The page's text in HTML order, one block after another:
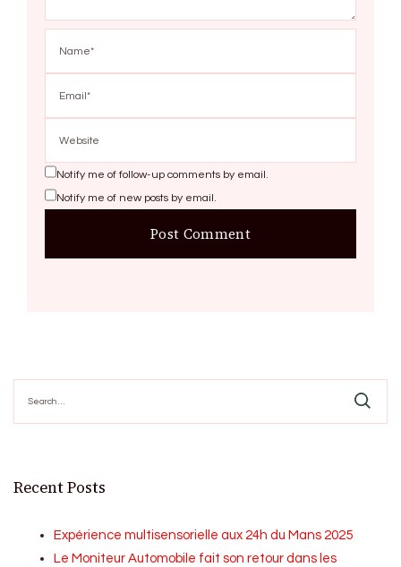
Notify me of follow-up comments by email.
Notify me of new posts by email.
for:
Recent Posts
Expérience multisensorielle aux 24h du Mans 2025
Le Moniteur Automobile fait son retour dans les